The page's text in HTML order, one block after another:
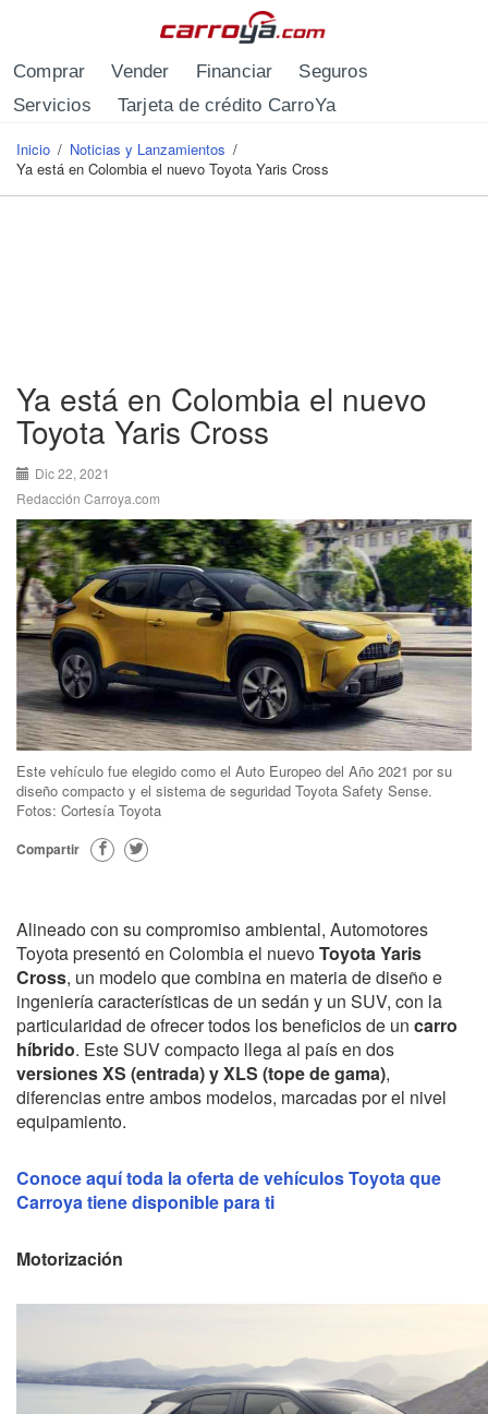
Comprar Vender Financiar
Seguros
Servicios
Tarjeta de crédito CarroYa
Se encuentra usted aquí
Inicio / Noticias y Lanzamientos /
Ya está en Colombia el nuevo Toyota Yaris Cross
Ya está en Colombia el nuevo
Toyota Yaris Cross
Dic 22, 2021
Redacción Carroya.com
Este vehículo fue elegido como el Auto Europeo del Año 2021 por su
diseño compacto y el sistema de seguridad Toyota Safety Sense.
Fotos: Cortesía Toyota
Compartir
Alineado con su compromiso ambiental, Automotores
Toyota presentó en Colombia el nuevoToyota Yaris
Cross, un modelo que combina en materia de diseño e
ingeniería características de un sedán y un SUV, con la
particularidad de ofrecer todos los beneficios de un carro
híbrido. Este SUV compacto llega al país en dos
versiones XS (entrada) y XLS (tope de gama),
diferencias entre ambos modelos, marcadas por el nivel
equipamiento.
Conoce aquí toda la oferta de vehículos Toyota que
Carroya tiene disponible para ti
Motorización